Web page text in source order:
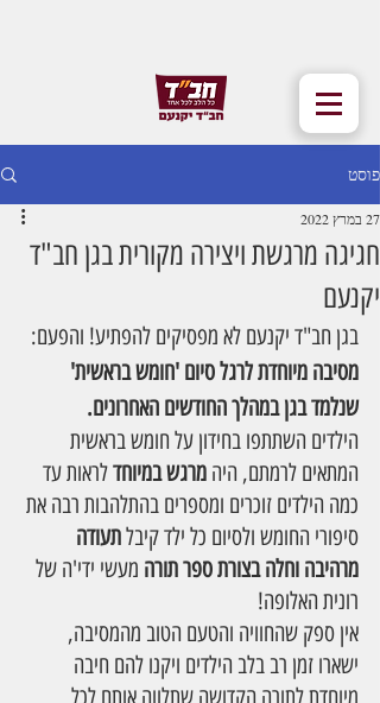
פוסט
חגיגה מרגשת ויצירה מקורית בגן חב"ד
יקנעם
27 במרץ 2022
בגן חב"ד יקנעם לא מפסיקים להפתיע! והפעם:
מסיבה מיוחדת לרגל סיום 'חומש בראשית'
שנלמד בגן במהלך החודשים האחרונים.
הילדים השתתפו בחידון על חומש בראשית
המתאים לרמתם, היה מרגש במיוחד לראות עד
כמה הילדים זוכרים ומספרים בהתלהבות רבה את
סיפורי החומש ולסיום כל ילד קיבל תעודה
מרהיבה וחלה בצורת ספר תורה מעשי ידי'ה של
רונית האלופה!
אין ספק שהחוויה והטעם הטוב מהמסיבה,
ישארו זמן רב בלב הילדים ויקנו להם חיבה
מיוחדת לתורה הקדושה שתלווה אותם לכל